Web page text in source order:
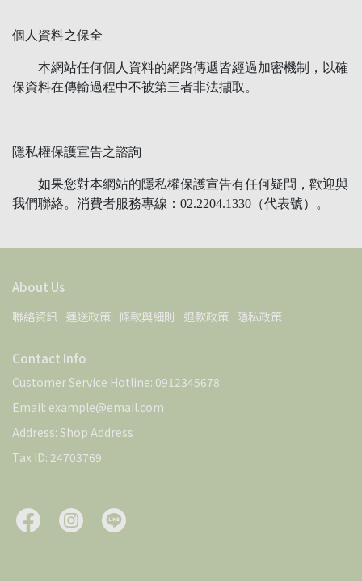
個人資料之保全
本網站任何個人資料的網路傳遞皆經過加密機制，以確
保資料在傳輸過程中不被第三者非法擷取。
隱私權保護宣告之諮詢
如果您對本網站的隱私權保護宣告有任何疑問，歡迎與
我們聯絡。消費者服務專線：02.2204.1330（代表號）。
About Us
聯絡資訊 運送政策 條款與細則 退款政策 隱私政策
Contact Info
Customer Service Hotline: 0912345678
Email: example@email.com
Address: Shop Address
Tax ID: 24703769